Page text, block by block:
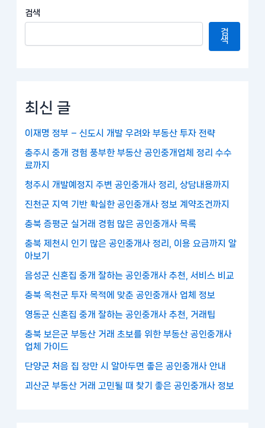
검색
검
색
최신 글
이재명 정부 – 신도시 개발 우려와 부동산 투자 전략
충주시 중개 경험 풍부한 부동산 공인중개업체 정리 수수
료까지
청주시 개발예정지 주변 공인중개사 정리, 상담내용까지
진천군 지역 기반 확실한 공인중개사 정보 계약조건까지
충북 증평군 실거래 경험 많은 공인중개사 목록
충북 제천시 인기 많은 공인중개사 정리, 이용 요금까지 알
아보기
음성군 신혼집 중개 잘하는 공인중개사 추천, 서비스 비교
충북 옥천군 투자 목적에 맞춘 공인중개사 업체 정보
영동군 신혼집 중개 잘하는 공인중개사 추천, 거래팁
충북 보은군 부동산 거래 초보를 위한 부동산 공인중개사
업체 가이드
단양군 처음 집 장만 시 알아두면 좋은 공인중개사 안내
괴산군 부동산 거래 고민될 때 찾기 좋은 공인중개사 정보